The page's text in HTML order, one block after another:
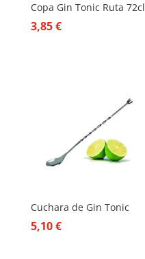
Copa Gin Tonic Ruta 72cl
3,85€
Cuchara de Gin Tonic
5,10€